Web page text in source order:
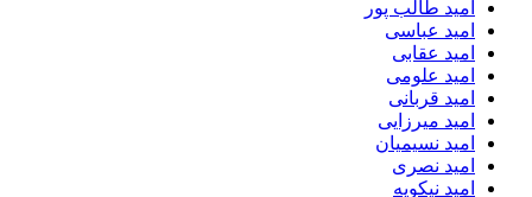
امید طالب پور
امید عباسی
امید عقابی
امید علومی
امید قربانی
امید میرزایی
امید نسیمیان
امید نصری
امید نیکویه